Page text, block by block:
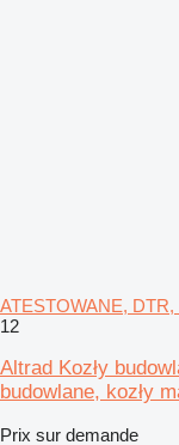
ATESTOWANE, DTR,
12
Altrad Kozły
budowlane, kozły
Prix sur demande